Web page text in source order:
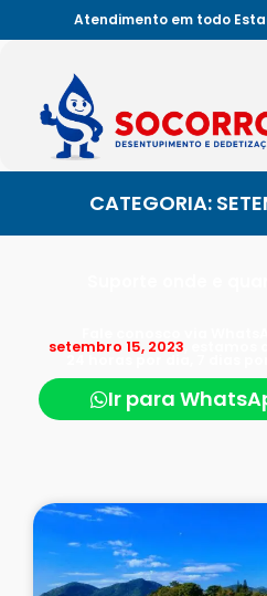
Atendimento em todo
CATEGORIA:
setembro 15, 2023
24 horas por dia, 7 dias
Ir para